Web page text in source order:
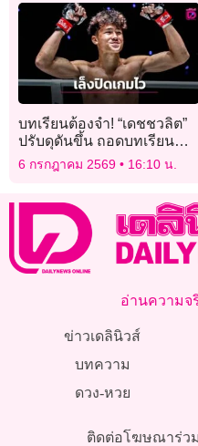
บทเรียนต้องจำ! “เดชชวลิต”
ปรับดุดันขึ้น ถอดบทเรียน
ความใจร้อนปะทะ “ทอม
คาสส์” ล่าชัย 5 ไฟต์ติด
6 กรกฎาคม 2569 16:10 น.
อ่านความจ
ข่าวเดลินิวส์
บทความ
ดวง-หวย
ติดต่อโฆษณาร่ว